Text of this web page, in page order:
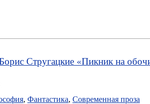
Стругацкие «Пикник на
, Фантастика, Современная проза